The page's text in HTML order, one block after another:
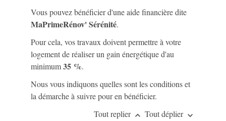
Vous pouvez bénéficier d'une aide financière dite
MaPrimeRénov' Sérénité.
Pour cela, vos travaux doivent permettre à votre
logement de réaliser un gain énergétique d'au
minimum35 %.
Nous vous indiquons quelles sont les conditions et
la démarche à suivre pour en bénéficier.
Tout replier keyboard_arrow_up Tout déplier keyboard_arrow_down